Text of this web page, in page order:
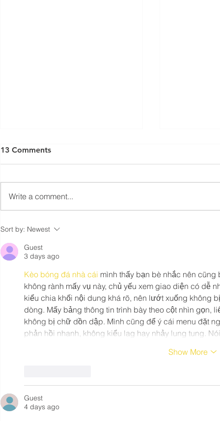
Webinar: Harnessing Waste
Heat Recovery
Opportunities in Industrial
Processes
13 Comments
Write a comment...
Sort by: Newest
Guest
3 days ago
Kèo bóng đá nhà cái mình thấy bạn bè nhắc nên
không rành mấy vụ này, chủ yếu xem giao diện có dễ
kiểu chia khối nội dung khá rõ, nên lướt xuống không
dòng. Mấy bảng thông tin trình bày theo cột nhìn gọn,
không bị chữ dồn dập. Mình cũng để ý cái menu đặt
phản hồi nhanh, không kiểu lag hay nhảy lung tung.
Show More
Guest
4 days ago